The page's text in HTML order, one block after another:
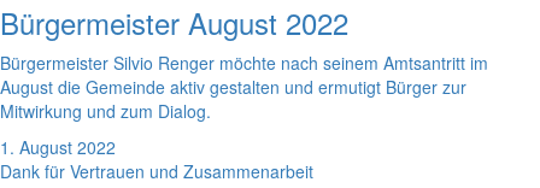
Bürgermeister August 2022
Bürgermeister Silvio Renger möchte nach seinem Amtsantritt im
August die Gemeinde aktiv gestalten und ermutigt Bürger zur
Mitwirkung und zum Dialog.
1. August 2022
Dank für Vertrauen und Zusammenarbeit